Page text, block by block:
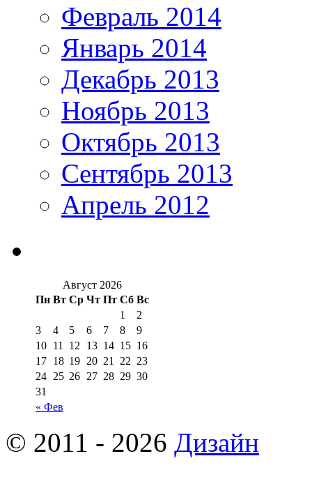
Февраль 2014
Январь 2014
Декабрь 2013
Ноябрь 2013
Октябрь 2013
Сентябрь 2013
Апрель 2012
Август 2026
Пн Вт Ср Чт Пт Сб Вс
« Фев
1
2
3
4 5 6 7 8
9
10 11 12 13 14 15 16
17 18 19 20 21 22 23
24 25 26 27 28 29 30
31
© 2011 - 2026 Дизайн